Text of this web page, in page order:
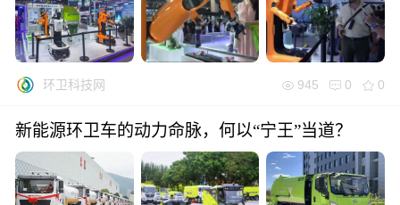
环卫科技网 945 0 0
新能源环卫车的动力命脉，何以“宁王”当道？